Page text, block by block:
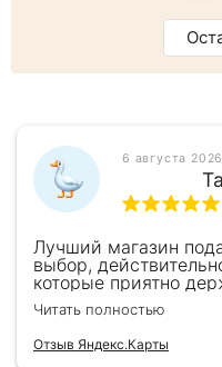
6 августа 2026
Лучший магазин
выбор,
которые приятно
здесь уже второй
всегда всё
консультантами до
Однозначно
Читать полностью
Отзыв Яндекс.Карты